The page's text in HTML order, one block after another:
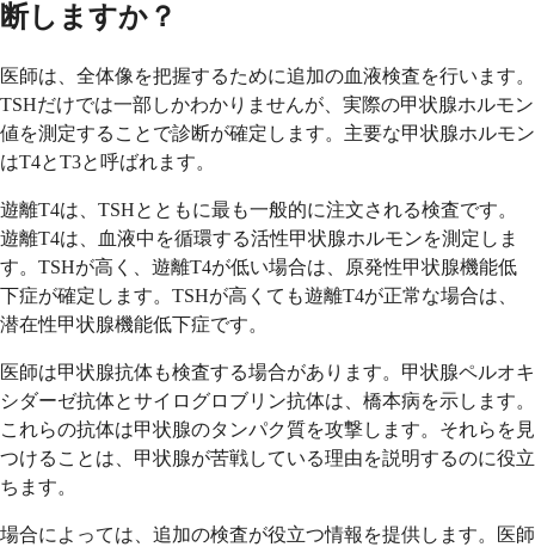
断しますか？
医師は、全体像を把握するために追加の血液検査を行います。
TSHだけでは一部しかわかりませんが、実際の甲状腺ホルモン
値を測定することで診断が確定します。主要な甲状腺ホルモン
はT4とT3と呼ばれます。
遊離T4は、TSHとともに最も一般的に注文される検査です。
遊離T4は、血液中を循環する活性甲状腺ホルモンを測定しま
す。TSHが高く、遊離T4が低い場合は、原発性甲状腺機能低
下症が確定します。TSHが高くても遊離T4が正常な場合は、
潜在性甲状腺機能低下症です。
医師は甲状腺抗体も検査する場合があります。甲状腺ペルオキ
シダーゼ抗体とサイログロブリン抗体は、橋本病を示します。
これらの抗体は甲状腺のタンパク質を攻撃します。それらを見
つけることは、甲状腺が苦戦している理由を説明するのに役立
ちます。
場合によっては、追加の検査が役立つ情報を提供します。医師